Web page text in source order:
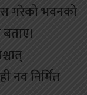
गरेको भवनको
नव निर्मित